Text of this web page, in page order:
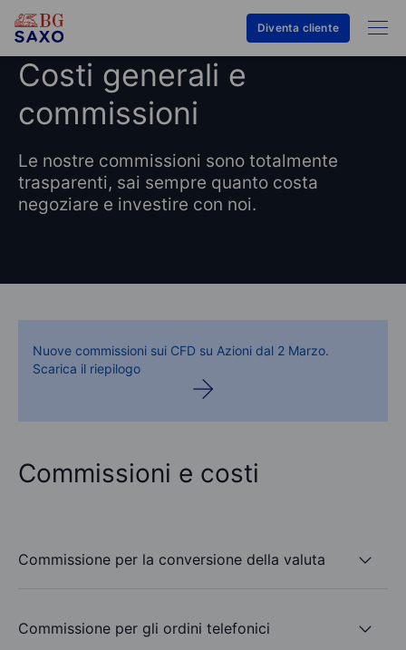
Diventa cliente
Costi generali e
commissioni
Le nostre commissioni sono totalmente
trasparenti, sai sempre quanto costa
negoziare e investire con noi.
Nuove commissioni sui CFD su Azioni dal 2 Marzo.
Scarica il riepilogo
Commissioni e costi
Commissione per la conversione della valuta
Commissione per gli ordini telefonici